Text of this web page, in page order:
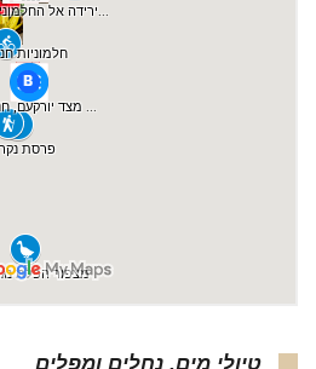
טיולי מים, נחלים ומפלים